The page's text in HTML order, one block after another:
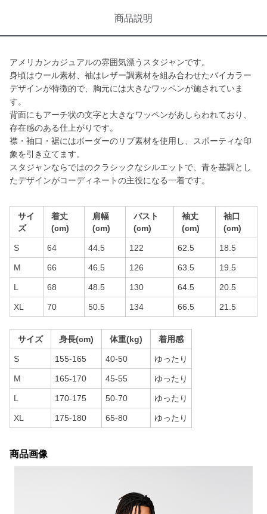
商品説明
アメリカンカジュアルの雰囲気漂うスタジャンです。
身頃はウール素材、袖はレザー調素材を組み合わせたバイカラー
デザインが特徴的で、胸元には大きなワッペンが施されていま
す。
背面にもアーチ状の文字と大きなワッペンがあしらわれており、
存在感のある仕上がりです。
襟・袖口・裾にはボーダーのリブ素材を使用し、スポーティな印
象を引き立てます。
スタジャンならではのクラシックなシルエットで、青を基調とし
たデザインがコーディネートの主役になる一着です。
サイ
ズ
着丈
(cm)
肩幅
(cm)
バスト
(cm)
袖丈
(cm)
袖口
(cm)
S 64 44.5 122 62.5 18.5
M 66 46.5 126 63.5 19.5
L 68 48.5 130 64.5 20.5
XL 70 50.5 134 66.5 21.5
サイズ 身長(cm) 体重(kg) 着用感
S 155-165 40-50 ゆったり
M 165-170 45-55 ゆったり
L 170-175 50-70 ゆったり
XL 175-180 65-80 ゆったり
商品画像